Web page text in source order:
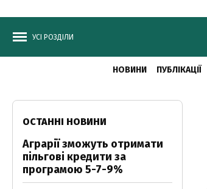
УСІ РОЗДІЛИ
НОВИНИ ПУБЛІКАЦІЇ
ОСТАННІ НОВИНИ
Аграрії зможуть отримати
пільгові кредити за
програмою 5-7-9%